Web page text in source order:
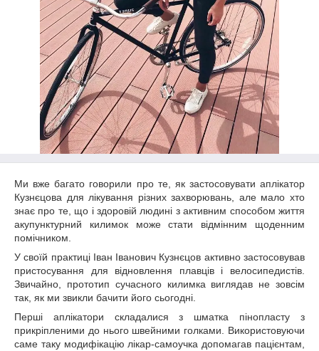
Ми вже багато говорили про те, як застосовувати аплікатор
Кузнєцова для лікування різних захворювань, але мало хто
знає про те, що і здоровій людині з активним способом життя
акупунктурний килимок може стати відмінним щоденним
помічником.
У своїй практиці Іван Іванович Кузнєцов активно застосовував
пристосування для відновлення плавців і велосипедистів.
Звичайно, прототип сучасного килимка виглядав не зовсім
так, як ми звикли бачити його сьогодні.
Перші аплікатори складалися з шматка пінопласту з
прикріпленими до нього швейними голками. Використовуючи
саме таку модифікацію лікар-самоучка допомагав пацієнтам,